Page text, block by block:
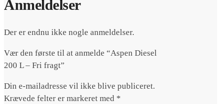
Anmeldelser
Der er endnu ikke nogle anmeldelser.
Vær den første til at anmelde “Aspen Diesel
200 L – Fri fragt”
Din e-mailadresse vil ikke blive publiceret.
Krævede felter er markeret med *